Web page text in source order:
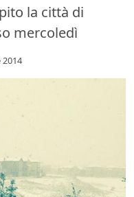
la città di
mercoledì